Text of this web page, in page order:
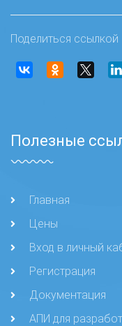
Поделиться ссылкой
Полезные
Главная
Цены
Вход в личный
Регистрация
Документация
АПИ для